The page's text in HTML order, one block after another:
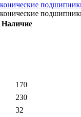
Наличие
170
230
32